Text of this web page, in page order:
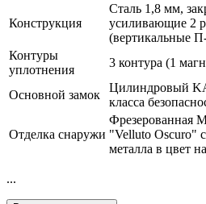
Конструкция
Сталь 1,8 мм,
усиливающие 2
(вертикальные
Контуры
уплотнения
3 контура (1
Основной замок
Цилиндровый
класса
Отделка снаружи
Фрезерованная
"Velluto Oscuro"
металла в цвет
...